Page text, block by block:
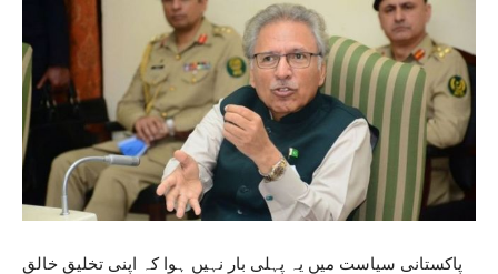
پاکستانی سیاست میں یہ پہلی بار نہیں ہوا کہ اپنی تخلیق خالق